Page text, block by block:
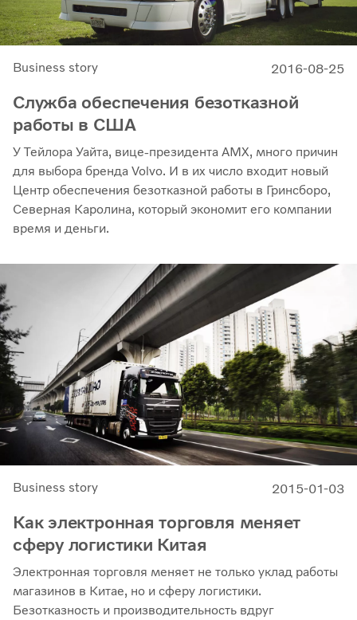
Business story 2016-08-25
Служба обеспечения безотказной
работы в США
У Тейлора Уайта, вице-президента AMX, много причин
для выбора бренда Volvo. И в их число входит новый
Центр обеспечения безотказной работы в Гринсборо,
Северная Каролина, который экономит его компании
время и деньги.
Business story 2015-01-03
Как электронная торговля меняет
сферу логистики Китая
Электронная торговля меняет не только уклад работы
магазинов в Китае, но и сферу логистики.
Безотказность и производительность вдруг